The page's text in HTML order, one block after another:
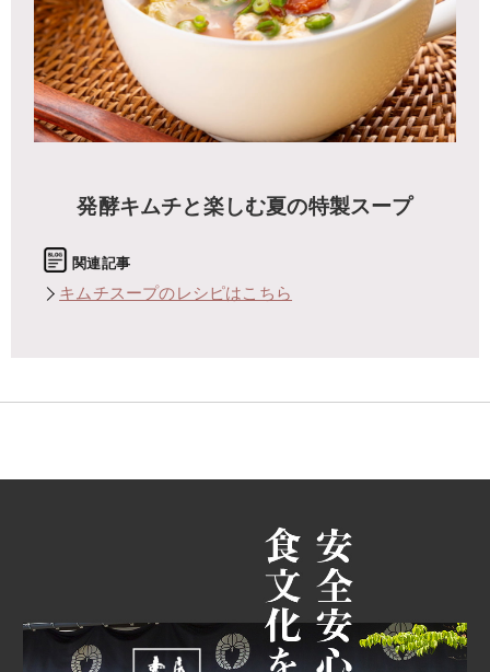
発酵キムチと楽しむ夏の特製スープ
キムチスープのレシピはこちら